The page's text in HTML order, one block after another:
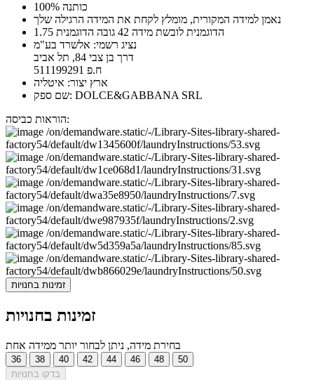
100% כותנה
נאמן למידה המקורית, מומלץ לקחת את המידה הרגילה שלך
הדוגמנית לובשת מידה 42 גובה הדוגמנית 1.75
נציג רשמי: אלשרד בע"מ
דרך בן צבי 84, תל אביב
ח.פ 511199291
ארץ יצור: איטליה
שם ספק: DOLCE&GABBANA SRL
הוראות כביסה:
זמינות בחנויות
זמינות בחנויות
בחירת מידה, ניתן לבחור יותר ממידה אחת
36 38 40 42 44 46 48
50
בדקו בחנויות